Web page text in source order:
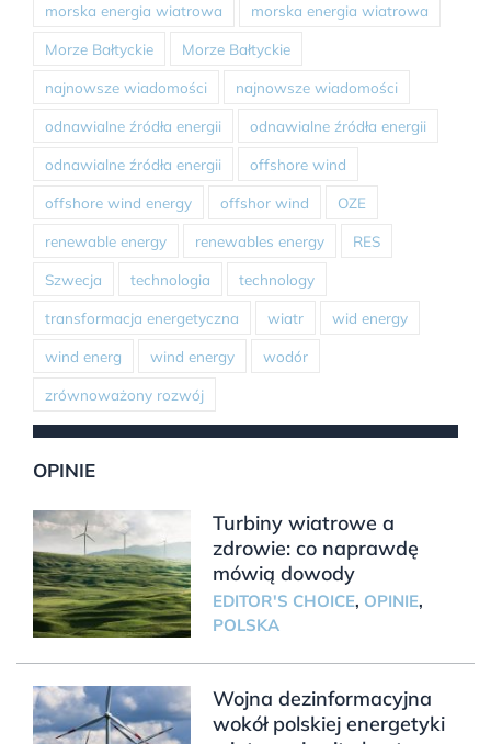
morska energia wiatrowa morska energia wiatrowa
Morze Bałtyckie Morze Bałtyckie
najnowsze wiadomości najnowsze wiadomości
odnawialne źródła energii odnawialne źródła energii
odnawialne źródła energii offshore wind
offshore wind energy offshor wind OZE
renewable energy renewables energy RES
Szwecja technologia technology
transformacja energetyczna wiatr wid energy
wind energ wind energy wodór
zrównoważony rozwój
OPINIE
Turbiny wiatrowe a
zdrowie: co naprawdę
mówią dowody
EDITOR'S CHOICE, OPINIE,
POLSKA
Wojna dezinformacyjna
wokół polskiej energetyki